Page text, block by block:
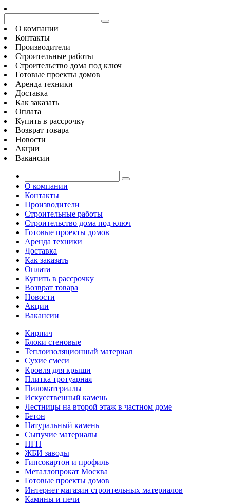
О компании
Контакты
Производители
Строительные работы
Строительство дома под ключ
Готовые проекты домов
Аренда техники
Доставка
Как заказать
Оплата
Купить в рассрочку
Возврат товара
Новости
Акции
Вакансии
О компании
Контакты
Производители
Строительные работы
Строительство дома под ключ
Готовые проекты домов
Аренда техники
Доставка
Как заказать
Оплата
Купить в рассрочку
Возврат товара
Новости
Акции
Вакансии
Кирпич
Блоки стеновые
Теплоизоляционный материал
Сухие смеси
Кровля для крыши
Плитка тротуарная
Пиломатериалы
Искусственный камень
Лестницы на второй этаж в частном доме
Бетон
Натуральный камень
Сыпучие материалы
ПГП
ЖБИ заводы
Гипсокартон и профиль
Металлопрокат Москва
Готовые проекты домов
Интернет магазин строительных материалов
Камины и печи